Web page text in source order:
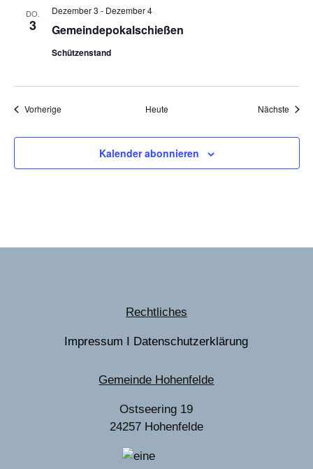
DO.
3 Gemeindepokalschießen
Dezember 3 - Dezember 4
Schützenstand
VorherigeVeranstaltungen Heute Nächste
Kalender abonnieren
Rechtliches
Impressum I Datenschutzerklärung
Gemeinde Hohenfelde
Ostseering 19
24257 Hohenfelde